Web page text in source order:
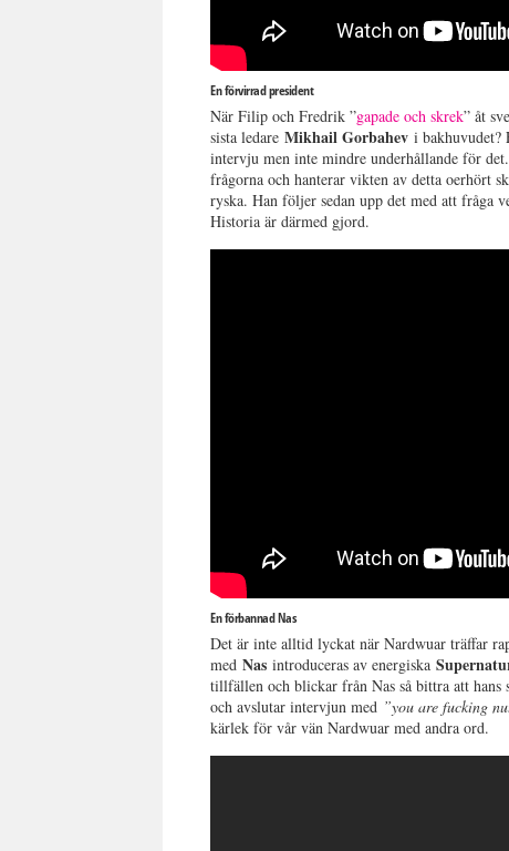
En förvirrad president
När Filip och Fredrik ”gapade och skrek” åt
sista ledareMikhail Gorbahev i
intervju men inte mindre underhållande för
frågorna och hanterar vikten av detta oerhört
ryska. Han följer sedan upp det med att fråga
Historia är därmed gjord.
En förbannad Nas
Det är inte alltid lyckat när Nardwuar träffar
medNas introduceras av energiska
tillfällen och blickar från Nas så bittra att hans
och avslutar intervjun med ”you are fucking
kärlek för vår vän Nardwuar med andra ord.